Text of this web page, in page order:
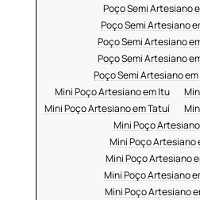
Poço Semi Artesiano
Poço Semi Artesiano
Poço Semi Artesiano
Poço Semi Artesiano
Poço Semi Artesiano
Mini Poço Artesiano em Itu
Mini Poço Artesiano em Tatuí
Mini Poço
Mini Poço Artesiano
Mini Poço Artesiano
Mini Poço Artesiano
Mini Poço Artesiano